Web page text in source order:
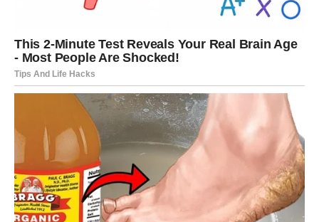
ili straha. Ono što sada dolazi – dolazi kao nagrada za